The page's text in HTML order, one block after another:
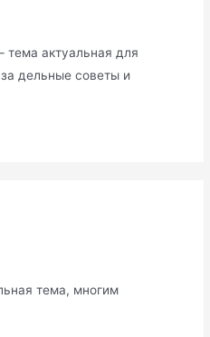
тема актуальная для
дельные советы и
тема, многим